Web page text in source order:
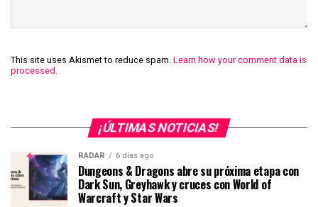
This site uses Akismet to reduce spam. Learn how your comment data is
processed.
¡ÚLTIMAS NOTICIAS!
RADAR 6 días ago
Dungeons & Dragons abre su próxima etapa con
Dark Sun, Greyhawk y cruces con World of
Warcraft y Star Wars